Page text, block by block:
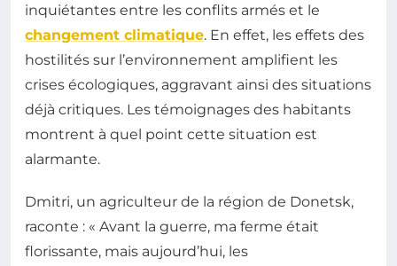
inquiétantes entre les conflits armés et le
changement climatique. En effet, les effets des
hostilités sur l’environnement amplifient les
crises écologiques, aggravant ainsi des situations
déjà critiques. Les témoignages des habitants
montrent à quel point cette situation est
alarmante.
Dmitri, un agriculteur de la région de Donetsk,
raconte : « Avant la guerre, ma ferme était
florissante, mais aujourd’hui, les